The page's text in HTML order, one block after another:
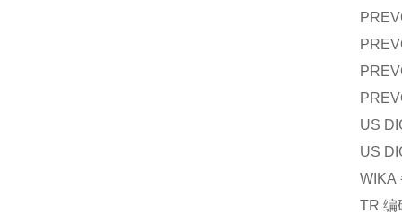
US
US
WIKA
TR 编